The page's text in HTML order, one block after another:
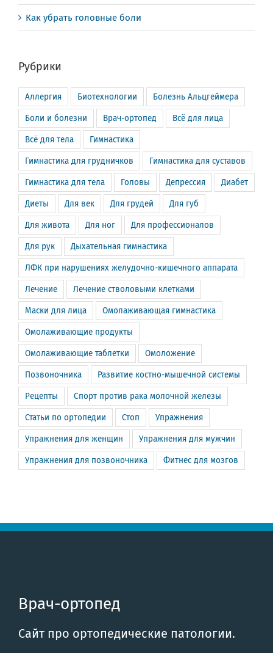
Как убрать головные боли
Рубрики
Аллергия Биотехнологии Болезнь Альцгеймера
Боли и болезни Врач-ортопед Всё для лица
Всё для тела Гимнастика
Гимнастика для грудничков Гимнастика для суставов
Гимнастика для тела Головы Депрессия Диабет
Диеты Для век Для грудей Для губ
Для живота Для ног Для профессионалов
Для рук Дыхательная гимнастика
ЛФК при нарушениях желудочно-кишечного аппарата
Лечение Лечение стволовыми клетками
Маски для лица Омолаживающая гимнастика
Омолаживающие продукты
Омолаживающие таблетки Омоложение
Позвоночника Развитие костно-мышечной системы
Рецепты Спорт против рака молочной железы
Статьи по ортопедии Стоп Упражнения
Упражнения для женщин Упражнения для мужчин
Упражнения для позвоночника Фитнес для мозгов
Врач-ортопед
Сайт про ортопедические патологии.